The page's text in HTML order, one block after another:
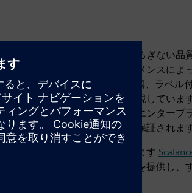
フト飲料を醸造するには、揺るぎない品
で、製造プロセス全体がシーメンスによ
。成分の測定や発酵から充填、ラベル
プロセスのあらゆる段階を監視していま
理により、センサー、機械、エンタープ
貫した品質と最大限の出力が保証されます
内では、すべてが結びついています
頼性の高い産業グレードの通信を提供し